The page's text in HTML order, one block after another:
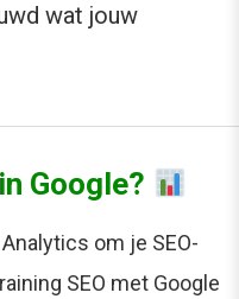
wat jouw
Google?
om je SEO-
SEO met Google